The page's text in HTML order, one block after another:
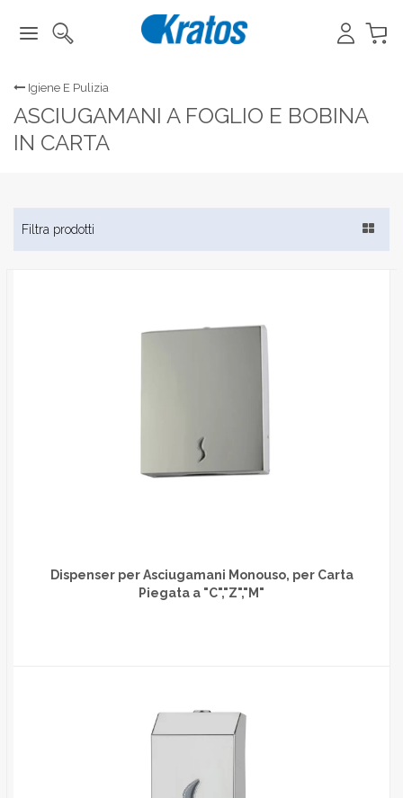
Igiene E Pulizia
ASCIUGAMANI A FOGLIO E BOBINA
IN CARTA
Toggle
Filtra prodotti
Dispenser per Asciugamani Monouso, per Carta
Piegata a "C","Z","M"